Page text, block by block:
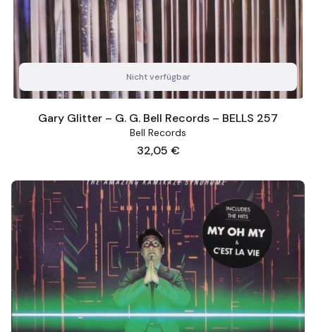
Nicht verfügbar
Gary Glitter – G. G. Bell Records – BELLS 257
Bell Records
Preis
32,05 €